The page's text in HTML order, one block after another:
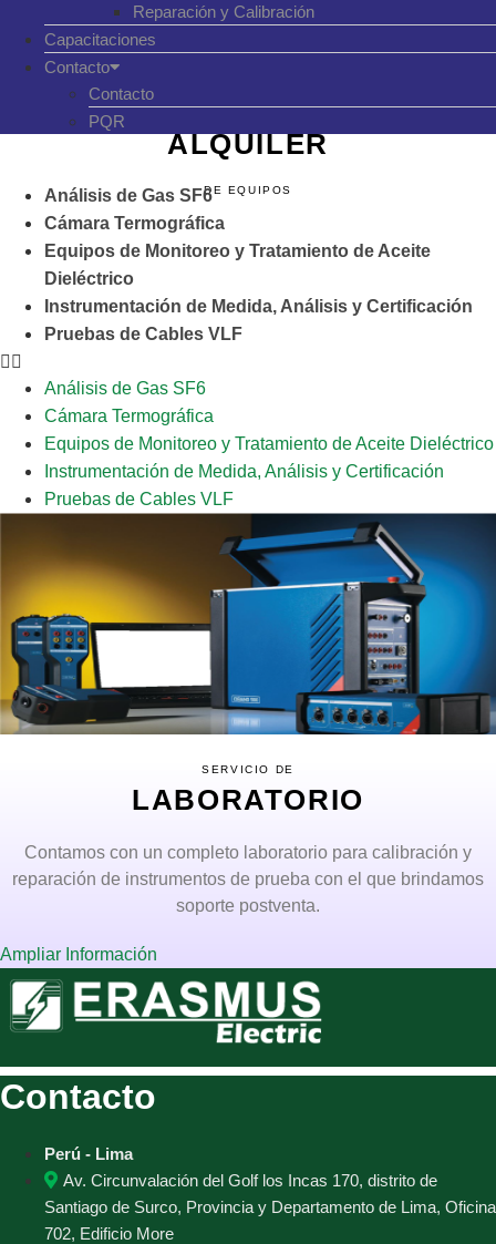
Reparación y Calibración
Capacitaciones
Contacto
Contacto
PQR
ALQUILER
DE EQUIPOS
Análisis de Gas SF6
Cámara Termográfica
Equipos de Monitoreo y Tratamiento de Aceite
Dieléctrico
Instrumentación de Medida, Análisis y Certificación
Pruebas de Cables VLF
Análisis de Gas SF6
Cámara Termográfica
Equipos de Monitoreo y Tratamiento de Aceite Dieléctrico
Instrumentación de Medida, Análisis y Certificación
Pruebas de Cables VLF
SERVICIO DE
LABORATORIO
Contamos con un completo laboratorio para calibración y
reparación de instrumentos de prueba con el que brindamos
soporte postventa.
Ampliar Información
Contacto
Perú - Lima
Av. Circunvalación del Golf los Incas 170, distrito de
Santiago de Surco, Provincia y Departamento de Lima, Oficina
702, Edificio More